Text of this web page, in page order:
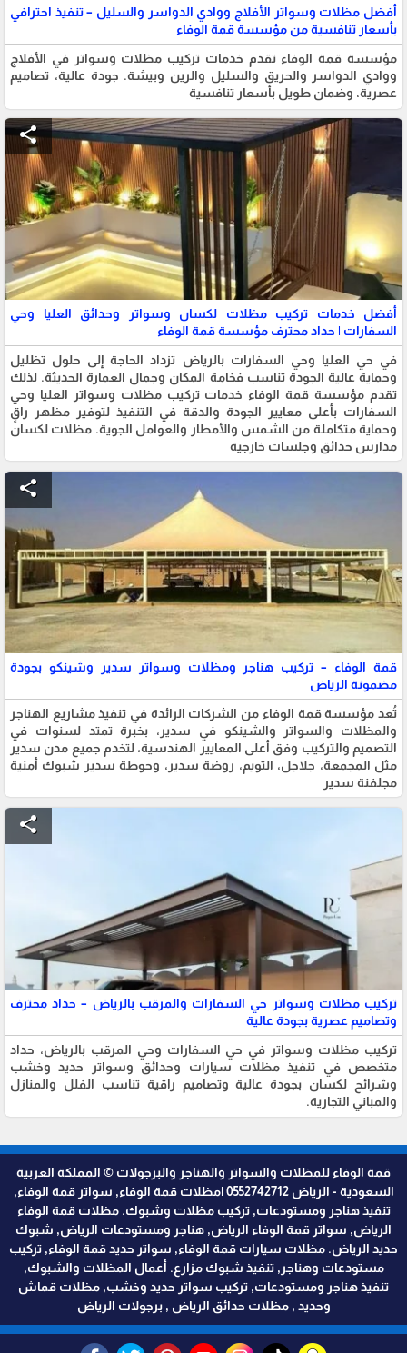
أفضل مظلات وسواتر الأفلاج ووادي الدواسر والسليل – تنفيذ احترافي
بأسعار تنافسية من مؤسسة قمة الوفاء
مؤسسة قمة الوفاء تقدم خدمات تركيب مظلات وسواتر في الأفلاج
ووادي الدواسر والحريق والسليل والرين وبيشة. جودة عالية، تصاميم
عصرية، وضمان طويل بأسعار تنافسية
share
أفضل خدمات تركيب مظلات لكسان وسواتر وحدائق العليا وحي
السفارات | حداد محترف مؤسسة قمة الوفاء
في حي العليا وحي السفارات بالرياض تزداد الحاجة إلى حلول تظليل
وحماية عالية الجودة تناسب فخامة المكان وجمال العمارة الحديثة. لذلك
تقدم مؤسسة قمة الوفاء خدمات تركيب مظلات وسواتر العليا وحي
السفارات بأعلى معايير الجودة والدقة في التنفيذ لتوفير مظهر راقٍ
وحماية متكاملة من الشمس والأمطار والعوامل الجوية. مظلات لكسان
مدارس حدائق وجلسات خارجية
share
قمة الوفاء – تركيب هناجر ومظلات وسواتر سدير وشينكو بجودة
مضمونة الرياض
تُعد مؤسسة قمة الوفاء من الشركات الرائدة في تنفيذ مشاريع الهناجر
والمظلات والسواتر والشينكو في سدير، بخبرة تمتد لسنوات في
التصميم والتركيب وفق أعلى المعايير الهندسية، لتخدم جميع مدن سدير
مثل المجمعة، جلاجل، التويم، روضة سدير، وحوطة سدير شبوك أمنية
مجلفنة سدير
share
تركيب مظلات وسواتر حي السفارات والمرقب بالرياض – حداد محترف
وتصاميم عصرية بجودة عالية
تركيب مظلات وسواتر في حي السفارات وحي المرقب بالرياض، حداد
متخصص في تنفيذ مظلات سيارات وحدائق وسواتر حديد وخشب
وشرائح لكسان بجودة عالية وتصاميم راقية تناسب الفلل والمنازل
والمباني التجارية.
قمة الوفاء للمظلات والسواتر والهناجر والبرجولات © المملكة العربية
السعودية - الرياض 0552742712 |مظلات قمة الوفاء, سواتر قمة الوفاء,
تنفيذ هناجر ومستودعات, تركيب مظلات وشبوك. مظلات قمة الوفاء
الرياض, سواتر قمة الوفاء الرياض, هناجر ومستودعات الرياض, شبوك
حديد الرياض. مظلات سيارات قمة الوفاء, سواتر حديد قمة الوفاء, تركيب
مستودعات وهناجر, تنفيذ شبوك مزارع. أعمال المظلات والشبوك,
تنفيذ هناجر ومستودعات, تركيب سواتر حديد وخشب, مظلات قماش
وحديد , مظلات حدائق الرياض , برجولات الرياض